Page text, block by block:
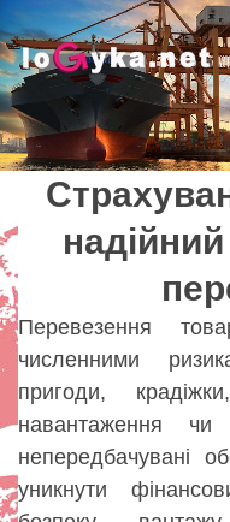
Lady
Перевезення
численними
пригоди,
навантаження
непередбачувані
уникнути